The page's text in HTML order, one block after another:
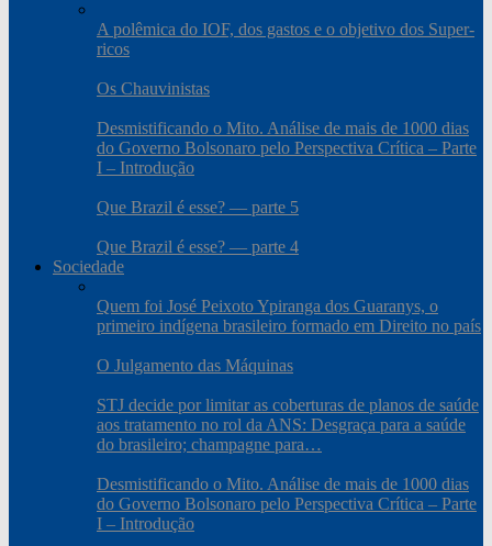
A polêmica do IOF, dos gastos e o objetivo dos Super-
ricos
Os Chauvinistas
Desmistificando o Mito. Análise de mais de 1000 dias
do Governo Bolsonaro pelo Perspectiva Crítica – Parte
I – Introdução
Que Brazil é esse? — parte 5
Que Brazil é esse? — parte 4
Sociedade
Quem foi José Peixoto Ypiranga dos Guaranys, o
primeiro indígena brasileiro formado em Direito no país
O Julgamento das Máquinas
STJ decide por limitar as coberturas de planos de saúde
aos tratamento no rol da ANS: Desgraça para a saúde
do brasileiro; champagne para…
Desmistificando o Mito. Análise de mais de 1000 dias
do Governo Bolsonaro pelo Perspectiva Crítica – Parte
I – Introdução